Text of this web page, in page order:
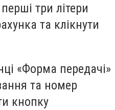
три літери
та клікнути
«Форма передачі»
та номер
кнопку